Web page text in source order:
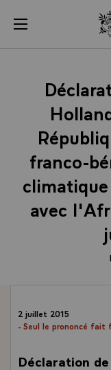
menu
franco-
avec
2 juillet 2015
- Seul le prononcé fait
Déclaration
Panneau de gestion